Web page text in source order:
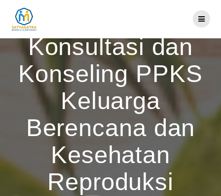
Konsultasi dan
Konseling PPKS
Keluarga
Berencana dan
Kesehatan
Reproduksi